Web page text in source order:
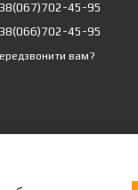
45-95
45-95
вам?